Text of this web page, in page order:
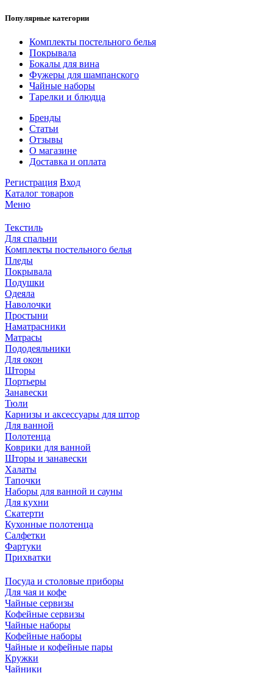
Популярные категории
Комплекты постельного белья
Покрывала
Бокалы для вина
Фужеры для шампанского
Чайные наборы
Тарелки и блюдца
Бренды
Статьи
Отзывы
О магазине
Доставка и оплата
Регистрация Вход
Каталог товаров
Меню
Текстиль
Для спальни
Комплекты постельного белья
Пледы
Покрывала
Подушки
Одеяла
Наволочки
Простыни
Наматрасники
Матрасы
Пододеяльники
Для окон
Шторы
Портьеры
Занавески
Тюли
Карнизы и аксессуары для штор
Для ванной
Полотенца
Коврики для ванной
Шторы и занавески
Халаты
Тапочки
Наборы для ванной и сауны
Для кухни
Скатерти
Кухонные полотенца
Салфетки
Фартуки
Прихватки
Посуда и столовые приборы
Для чая и кофе
Чайные сервизы
Кофейные сервизы
Чайные наборы
Кофейные наборы
Чайные и кофейные пары
Кружки
Чайники